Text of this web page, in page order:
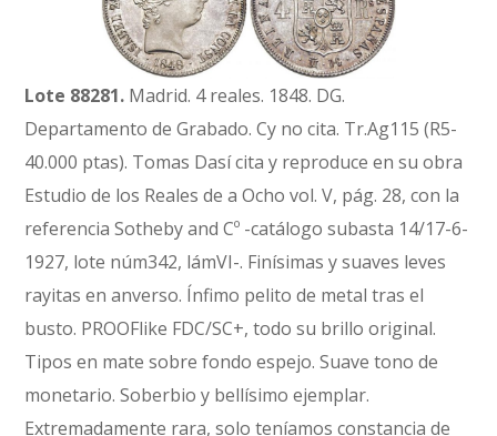
Lote 88281. Madrid. 4 reales. 1848. DG.
Departamento de Grabado. Cy no cita. Tr.Ag115 (R5-
40.000 ptas). Tomas Dasí cita y reproduce en su obra
Estudio de los Reales de a Ocho vol. V, pág. 28, con la
referencia Sotheby and Cº -catálogo subasta 14/17-6-
1927, lote núm342, lámVI-. Finísimas y suaves leves
rayitas en anverso. Ínfimo pelito de metal tras el
busto. PROOFlike FDC/SC+, todo su brillo original.
Tipos en mate sobre fondo espejo. Suave tono de
monetario. Soberbio y bellísimo ejemplar.
Extremadamente rara, solo teníamos constancia de